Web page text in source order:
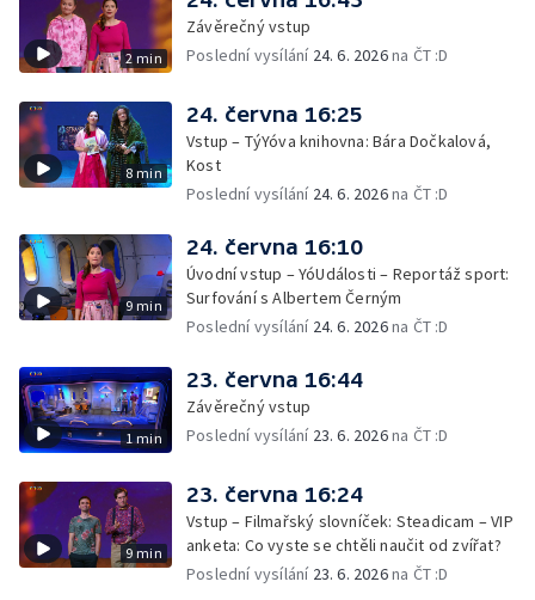
2 min
Závěrečný vstup
Poslední vysílání 24. 6. 2026na ČT :D
8 min
24. června 16:25
Vstup – TýYóva knihovna: Bára Dočkalová,
Kost
Poslední vysílání 24. 6. 2026na ČT :D
9 min
24. června 16:10
Úvodní vstup – YóUdálosti – Reportáž sport:
Surfování s Albertem Černým
Poslední vysílání 24. 6. 2026na ČT :D
1 min
23. června 16:44
Závěrečný vstup
Poslední vysílání 23. 6. 2026na ČT :D
9 min
23. června 16:24
Vstup – Filmařský slovníček: Steadicam – VIP
anketa: Co vyste se chtěli naučit od zvířat?
Poslední vysílání 23. 6. 2026na ČT :D